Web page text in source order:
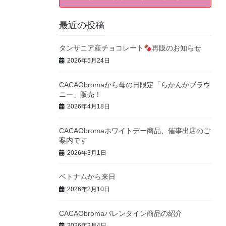
最近の投稿
タンザニア産チョコレート 再販のお知らせ
2026年5月24日
CACAObromaから母の日限定「らかんかブラウ
ニー」販売！
2026年4月18日
CACAObromaホワイトデー商品、催事出店のご
案内です
2026年3月1日
ベトナムから来日
2026年2月10日
CACAObromaバレンタイン商品の紹介